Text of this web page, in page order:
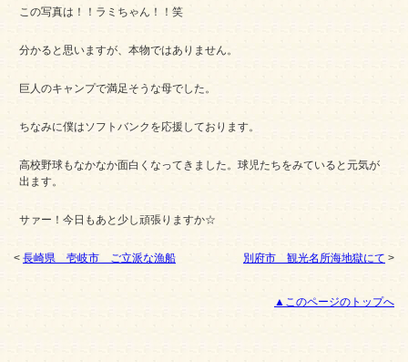
この写真は！！ラミちゃん！！笑
分かると思いますが、本物ではありません。
巨人のキャンプで満足そうな母でした。
ちなみに僕はソフトバンクを応援しております。
高校野球もなかなか面白くなってきました。球児たちをみていると元気が
出ます。
サァー！今日もあと少し頑張りますか☆
< 長崎県 壱岐市 ご立派な漁船 別府市 観光名所海地獄にて >
▲このページのトップへ